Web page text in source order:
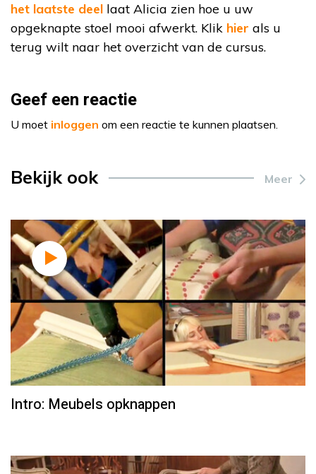
het laatste deel laat Alicia zien hoe u uw
opgeknapte stoel mooi afwerkt. Klik hier als u
terug wilt naar het overzicht van de cursus.
Geef een reactie
U moet inloggen om een reactie te kunnen plaatsen.
Bekijk ook Meer
Intro: Meubels opknappen